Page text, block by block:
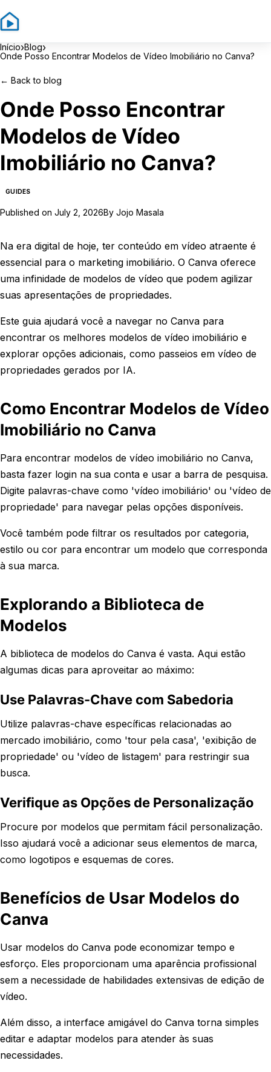
Início›Blog›
Onde Posso Encontrar Modelos de Vídeo Imobiliário no Canva?
← Back to blog
Onde Posso Encontrar
Modelos de Vídeo
Imobiliário no Canva?
GUIDES
Published on July 2, 2026By Jojo Masala
Na era digital de hoje, ter conteúdo em vídeo atraente é
essencial para o marketing imobiliário. O Canva oferece
uma infinidade de modelos de vídeo que podem agilizar
suas apresentações de propriedades.
Este guia ajudará você a navegar no Canva para
encontrar os melhores modelos de vídeo imobiliário e
explorar opções adicionais, como passeios em vídeo de
propriedades gerados por IA.
Como Encontrar Modelos de Vídeo
Imobiliário no Canva
Para encontrar modelos de vídeo imobiliário no Canva,
basta fazer login na sua conta e usar a barra de pesquisa.
Digite palavras-chave como 'vídeo imobiliário' ou 'vídeo de
propriedade' para navegar pelas opções disponíveis.
Você também pode filtrar os resultados por categoria,
estilo ou cor para encontrar um modelo que corresponda
à sua marca.
Explorando a Biblioteca de
Modelos
A biblioteca de modelos do Canva é vasta. Aqui estão
algumas dicas para aproveitar ao máximo:
Use Palavras-Chave com Sabedoria
Utilize palavras-chave específicas relacionadas ao
mercado imobiliário, como 'tour pela casa', 'exibição de
propriedade' ou 'vídeo de listagem' para restringir sua
busca.
Verifique as Opções de Personalização
Procure por modelos que permitam fácil personalização.
Isso ajudará você a adicionar seus elementos de marca,
como logotipos e esquemas de cores.
Benefícios de Usar Modelos do
Canva
Usar modelos do Canva pode economizar tempo e
esforço. Eles proporcionam uma aparência profissional
sem a necessidade de habilidades extensivas de edição de
vídeo.
Além disso, a interface amigável do Canva torna simples
editar e adaptar modelos para atender às suas
necessidades.